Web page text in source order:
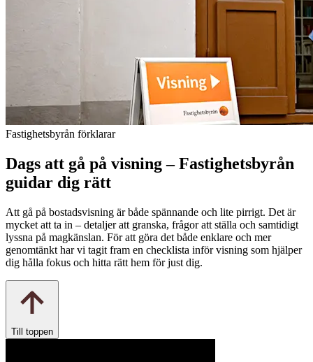
Fastighetsbyrån förklarar
Dags att gå på visning – Fastighetsbyrån
guidar dig rätt
Att gå på bostadsvisning är både spännande och lite pirrigt. Det är
mycket att ta in – detaljer att granska, frågor att ställa och samtidigt
lyssna på magkänslan. För att göra det både enklare och mer
genomtänkt har vi tagit fram en checklista inför visning som hjälper
dig hålla fokus och hitta rätt hem för just dig.
Till toppen